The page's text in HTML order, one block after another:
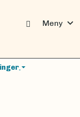
Meny expand_more